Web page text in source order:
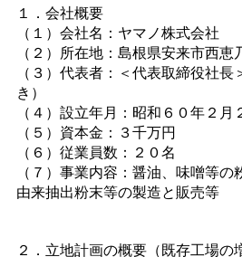
１．会社概要
（１）会社名：ヤマノ株式会社
（２）所在地：島根県安来市西恵
（３）代表者：＜代表取締役社
き）
（４）設立年月：昭和６０年２月
（５）資本金：３千万円
（６）従業員数：２０名
（７）事業内容：醤油、味噌等
由来抽出粉末等の製造と販売等
２．立地計画の概要（既存工場の